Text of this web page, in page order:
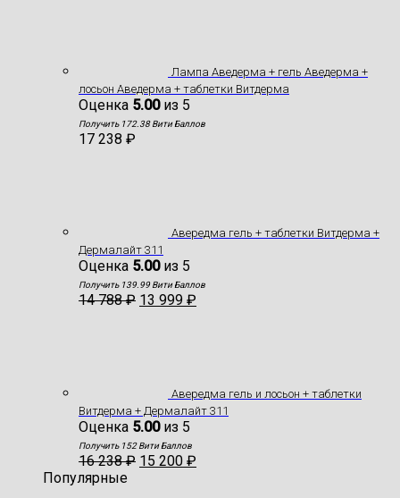
Лампа Аведерма + гель Аведерма +
лосьон Аведерма + таблетки Витдерма
Оценка 5.00из 5
Получить 172.38 Вити Баллов
17 238 ₽
Авередма гель + таблетки Витдерма +
Дермалайт 311
Оценка 5.00из 5
Получить 139.99 Вити Баллов
14 788₽ 13 999 ₽
Авередма гель и лосьон + таблетки
Витдерма + Дермалайт 311
Оценка 5.00из 5
Получить 152 Вити Баллов
16 238₽ 15 200 ₽
Популярные